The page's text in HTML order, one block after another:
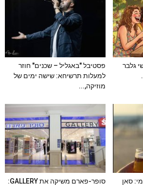
גלבר
פסטיבל "באגליל – שכנים" חוזר
למעלות תרשיחא: שישה ימים של
מוזיקה,...
סאן סופר-פארם משיקה את GALLERY: